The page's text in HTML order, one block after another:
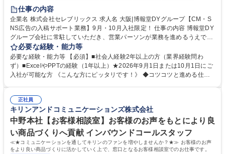
未経験者歓迎
完全週休2日制
交通費支給 駅近5分以内
仕事の内容
企業名 株式会社セレブリックス 求人名 大阪|博報堂DYグループ【CM・S
NS広告の入稿サポート業務】9月・10月入社限定！ 仕事の内容 博報堂DY
グループ会社に常駐していただき、営業パーソンが業務を進めるうえで発
生する業務を幅広くサポートとしてテレビCMやSNS広告の入稿サポー
ト、進行管理等 部内アシスタントとしての業務をお任せします。 ◆得意
先との定例資料作成 ◆競合調査 ◆広告出稿の進行管理、確認 ◆広告出稿
後のデータ抽出と効果測定、資料作成 ◆TVCM放送枠の情報管理、不備確
ール対応 ◆常駐先に向けた事業拡大の提案 など 募集職種 大阪|博報堂DY
グループ【CM・SNS広告の入稿サポート業務】9月・10月入社限定！
必要な経験・能力等
必要な経験・能力等 【必須】■社会人経験2年以上の方（業界経験問わ
ず）■ExcelやPPTの経験（1年以上）★2026年9月1日または10月1日にご
入社が可能な方 《こんな方にピッタリです！》 ◆コツコツと進める仕事
ャリア・スキルUPを目指したい方 学歴・資格 学歴：大学院 大学 高専 短
大 専修学校 高校 語学力： 資格：
正社員
キリンアンドコミュニケーションズ株式会社
中野本社【お客様相談室】お客様のお声をもとにより良
い商品づくりへ貢献 インバウンドコールスタッフ
≪★コミュニケーションを通してキリンのファンを増やしませんか？★≫ お客様のお声
をより良い商品づくりに活かしていく上で、窓口となるお客様相談室でのお仕事です。